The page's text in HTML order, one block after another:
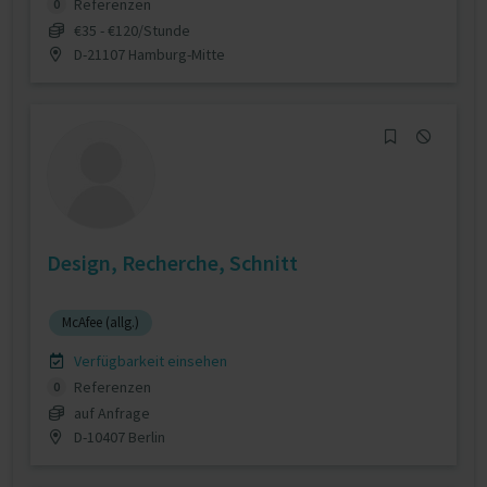
0
Referenzen
€35 - €120/Stunde
D-21107 Hamburg-Mitte
Design, Recherche, Schnitt
McAfee (allg.)
Verfügbarkeit einsehen
0
Referenzen
auf Anfrage
D-10407 Berlin